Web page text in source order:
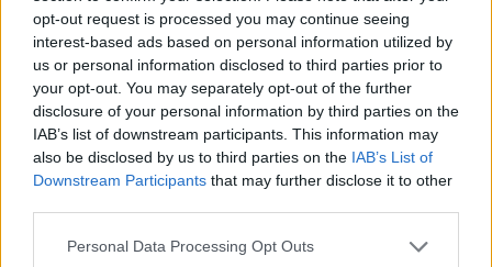
opt-out request is processed you may continue seeing
interest-based ads based on personal information utilized by
us or personal information disclosed to third parties prior to
your opt-out. You may separately opt-out of the further
disclosure of your personal information by third parties on the
IAB’s list of downstream participants. This information may
also be disclosed by us to third parties on the IAB’s List of
Downstream Participants that may further disclose it to other
Personal Data Processing Opt Outs